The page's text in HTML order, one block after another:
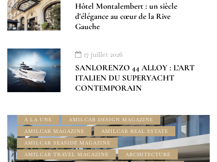
Hôtel Montalembert : un siècle
d'élégance au cœur de la Rive
Gauche
17 juillet 2026
SANLORENZO 44 ALLOY : L’ART
ITALIEN DU SUPERYACHT
CONTEMPORAIN
À LA UNE
AMILCAR DESIGN MAGAZINE
AMILCAR MAGAZINE
AMILCAR REAL ESTATE
AMILCAR SEASIDE MAGAZINE
AMILCAR TRAVEL MAGAZINE
ARCHITECTURE